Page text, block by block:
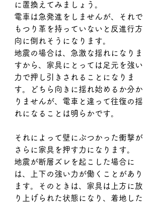
に置換えてみましょう。
電車は急発進をしませんが、それで
もつり革を持っていないと反進行方
向に倒れそうになります。
地震の場合は、急激な揺れになりま
すから、家具にとっては足元を強い
力で押し引きされることになりま
す。どちら向きに揺れ始めるか分か
りませんが、電車と違って往復の揺
れになることは明らかです。
それによって壁にぶつかった衝撃が
さらに家具を押す力になります。
地震が断層ズレを起こした場合に
は、上下の強い力が働くことがあり
ます。そのときは、家具は上方に放
り上げられた状態になり、着地した